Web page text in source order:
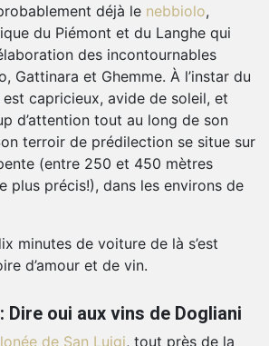
déjà le nebbiolo,
du Piémont et du Langhe qui
des incontournables
Gattinara et Ghemme. À l’instar du
capricieux, avide de soleil, et
d’attention tout au long de son
terroir de prédilection se situe sur
(entre 250 et 450 mètres
plus précis!), dans les environs de
minutes de voiture de là s’est
d’amour et de vin.
Dire oui aux vins de Dogliani
de San Luigi, tout près de la